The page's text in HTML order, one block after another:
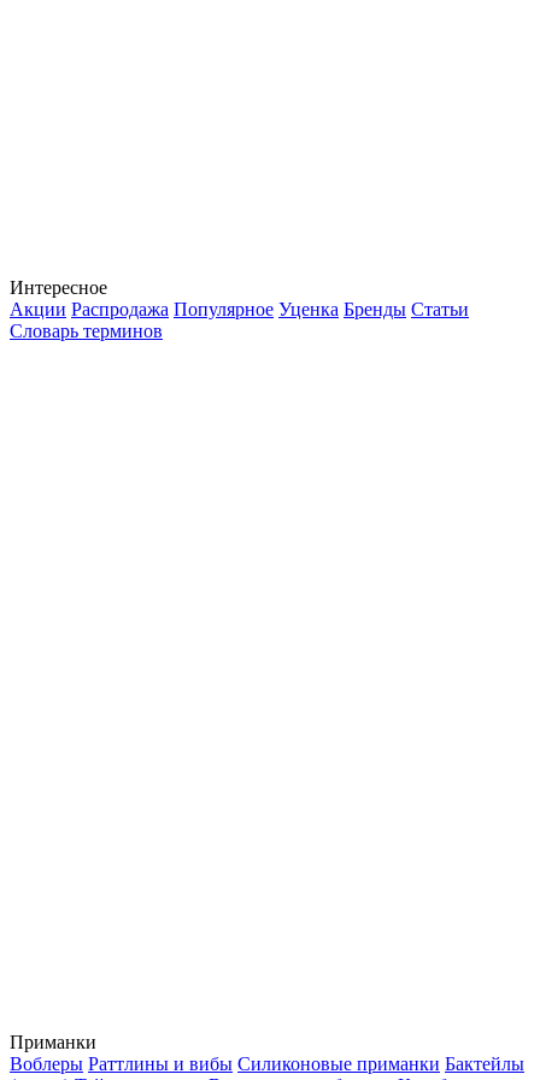
Интересное
Акции Распродажа Популярное Уценка Бренды Статьи
Словарь терминов
Приманки
Воблеры Раттлины и вибы Силиконовые приманки Бактейлы